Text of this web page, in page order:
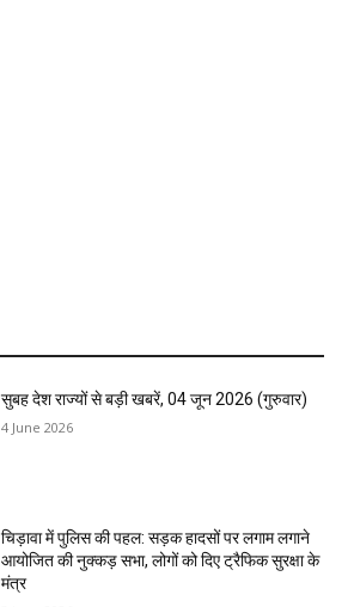
सुबह देश राज्यों से बड़ी खबरें, 04 जून 2026 (गुरुवार)
4 June 2026
चिड़ावा में पुलिस की पहल: सड़क हादसों पर लगाम लगाने
आयोजित की नुक्कड़ सभा, लोगों को दिए ट्रैफिक सुरक्षा के
मंत्र